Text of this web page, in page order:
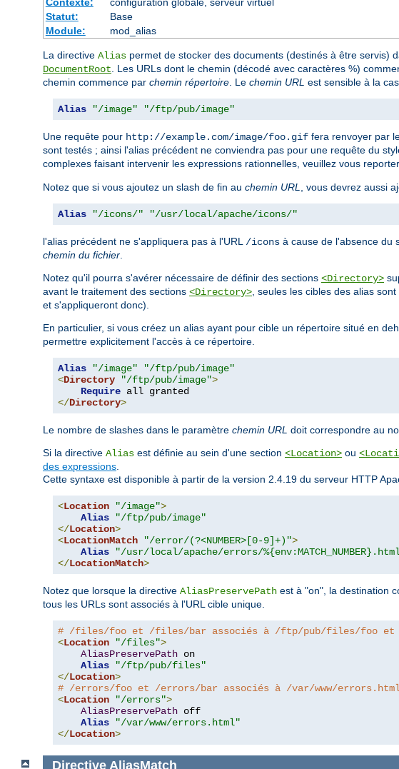
Contexte:
configuration globale, serveur virtuel
Statut:
Base
Module:
mod_alias
La directive Alias permet de stocker des documents (destinés à être servis)
DocumentRoot. Les URLs dont le chemin (décodé avec caractères %)
chemin commence par chemin répertoire. Le chemin URL est sensible à la
Alias "/image" "/ftp/pub/image"
Une requête pour http://example.com/image/foo.gif fera renvoyer par
sont testés ; ainsi l'alias précédent ne conviendra pas pour une requête du
complexes faisant intervenir les expressions rationnelles, veuillez vous
Notez que si vous ajoutez un slash de fin au chemin URL, vous devrez aussi
Alias "/icons/" "/usr/local/apache/icons/"
l'alias précédent ne s'appliquera pas à l'URL /icons à cause de l'absence du
chemin du fichier.
Notez qu'il pourra s'avérer nécessaire de définir des sections <Directory>
avant le traitement des sections <Directory>, seules les cibles des alias
et s'appliqueront donc).
En particulier, si vous créez un alias ayant pour cible un répertoire situé en
permettre explicitement l'accès à ce répertoire.
Alias "/image"
"/ftp/pub/image"
<Directory "/ftp/pub/image">
Require
</Directory>
Le nombre de slashes dans le paramètre chemin URL doit correspondre au
Si la directive Alias est définie au sein d'une section <Location> ou
des expressions.
Cette syntaxe est disponible à partir de la version 2.4.19 du serveur HTTP
<Location "/image">
Alias
"/ftp/pub/image"
</Location>
<LocationMatch "/error/(?<NUMBER>[0-9]+)">
Alias
"/usr/local/apache/errors/
</LocationMatch>
Notez que lorsque la directive AliasPreservePath est à "on", la destination
tous les URLs sont associés à l'URL cible unique.
# /files/foo et /files/bar associés à /ftp/pub/files/foo
<Location "/files">
AliasPreservePath on
Alias
"/ftp/pub/files"
</Location>
# /errors/foo et /errors/bar associés à /var/www/
<Location "/errors">
AliasPreservePath off
Alias
"/var/www/errors.html"
</Location>
Directive AliasMatch